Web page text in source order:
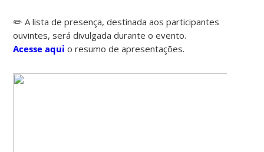
✏️ A lista de presença, destinada aos participantes
ouvintes, será divulgada durante o evento.
Acesse aqui o resumo de apresentações.